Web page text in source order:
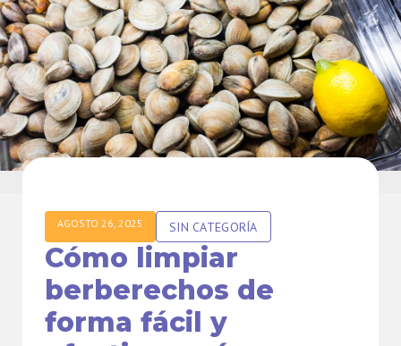
AGOSTO 26, 2025 SIN CATEGORÍA
Cómo limpiar
berberechos de
forma fácil y